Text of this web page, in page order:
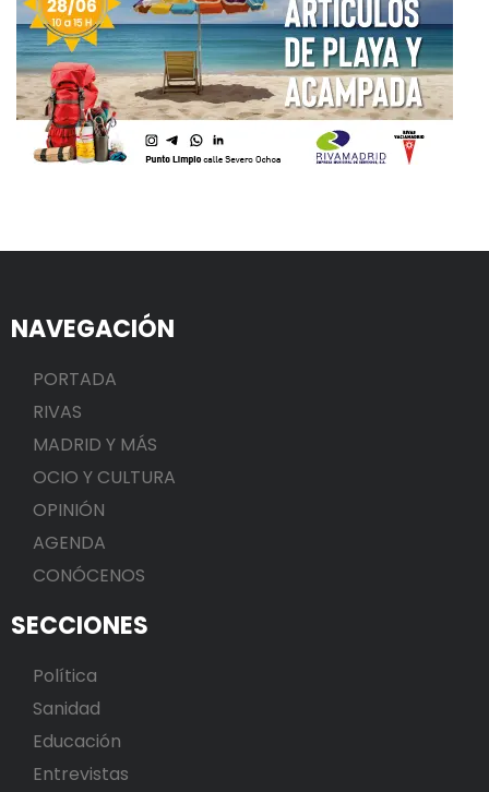
NAVEGACIÓN
PORTADA
RIVAS
MADRID Y MÁS
OCIO Y CULTURA
OPINIÓN
AGENDA
CONÓCENOS
SECCIONES
Política
Sanidad
Educación
Entrevistas